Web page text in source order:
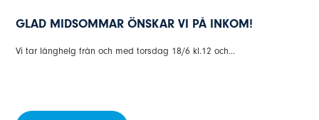
GLAD MIDSOMMAR ÖNSKAR VI PÅ INKOM!
Vi tar långhelg från och med torsdag 18/6 kl.12 och...